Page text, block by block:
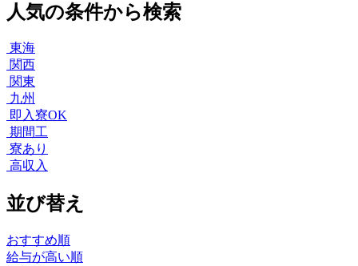
人気の条件から検索
東海
関西
関東
九州
即入寮OK
期間工
寮あり
高収入
並び替え
おすすめ順
給与が高い順